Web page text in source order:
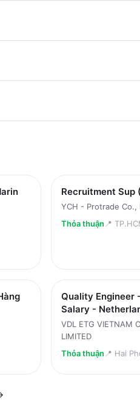
Recruitment Sup
YCH - Protrade Co.,
Thỏa thuận 📍
Quality Engineer
Salary -
VDL ETG VIETNAM
LIMITED
Thỏa thuận 📍 Hai